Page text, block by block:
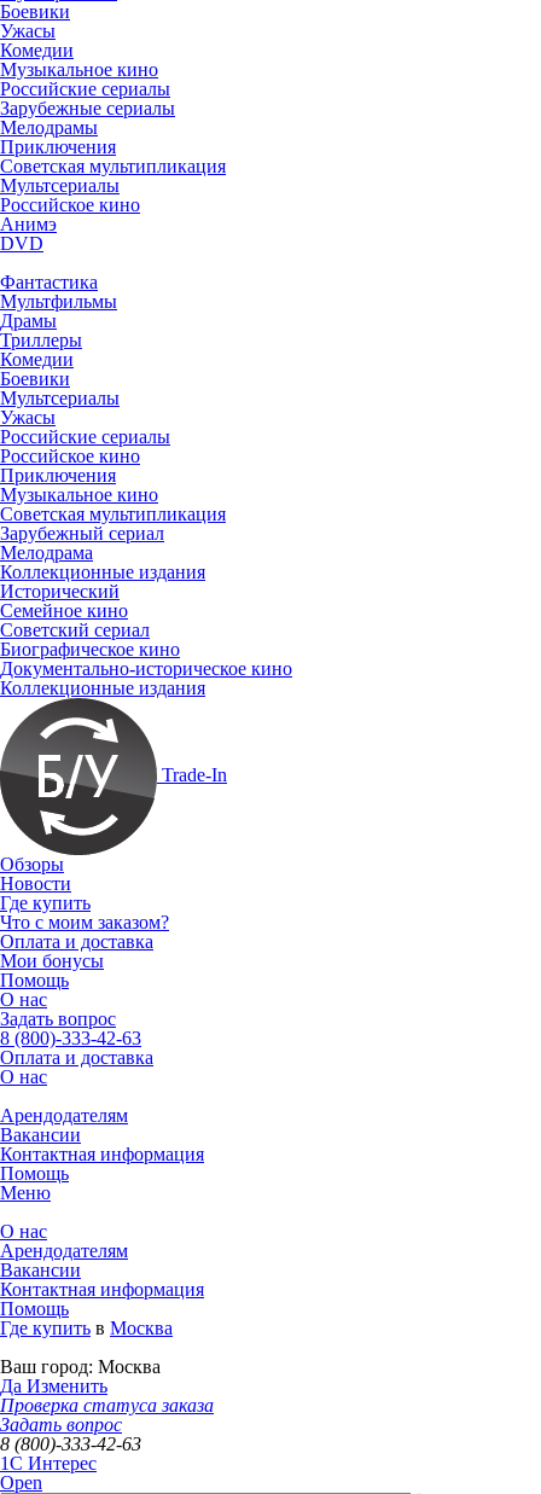
Боевики
Ужасы
Комедии
Музыкальное кино
Российские сериалы
Зарубежные сериалы
Мелодрамы
Приключения
Советская мультипликация
Мультсериалы
Российское кино
Анимэ
DVD
Фантастика
Мультфильмы
Драмы
Триллеры
Комедии
Боевики
Мультсериалы
Ужасы
Российские сериалы
Российское кино
Приключения
Музыкальное кино
Советская мультипликация
Зарубежный сериал
Мелодрама
Коллекционные издания
Исторический
Семейное кино
Советский сериал
Биографическое кино
Документально-историческое кино
Коллекционные издания
Trade-In
Обзоры
Новости
Где купить
Что с моим заказом?
Оплата и доставка
Мои бонусы
Помощь
О нас
Задать вопрос
8 (800)-333-42-63
Оплата и доставка
О нас
Арендодателям
Вакансии
Контактная информация
Помощь
Меню
О нас
Арендодателям
Вакансии
Контактная информация
Помощь
Где купить в Москва
Ваш город: Москва
Да Изменить
Проверка статуса заказа
Задать вопрос
8 (800)-333-42-63
1C Интерес
Open